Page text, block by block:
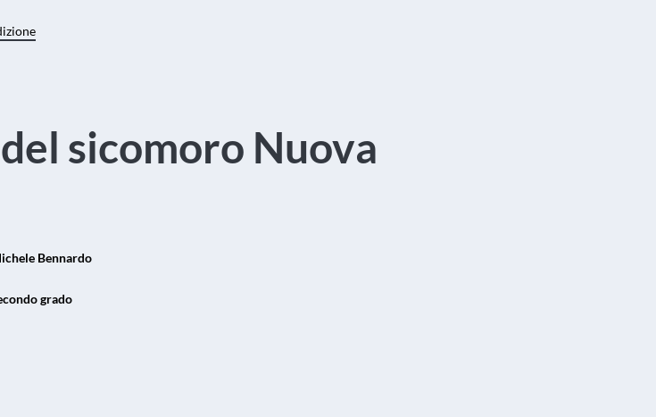
sicomoro Nuova
Bennardo
grado